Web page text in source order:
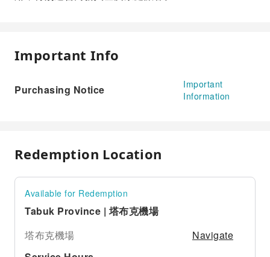
Important Info
Purchasing Notice
Important
Information
Redemption Location
Available for Redemption
Tabuk Province | 塔布克機場
塔布克機場
Navigate